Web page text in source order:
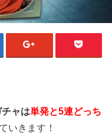
ャは単発と5連どっち
いきます！